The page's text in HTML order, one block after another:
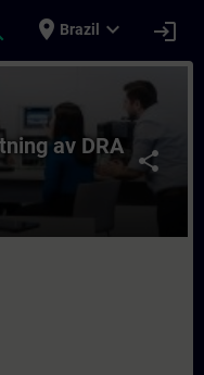
place Brazil expand_more login
driftsättning
share
av DRA